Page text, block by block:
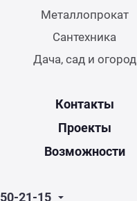
Металлопрокат
Сантехника
Дача, сад и огород
Контакты
Проекты
Возможности
21-15